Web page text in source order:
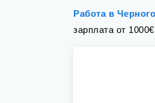
Работа в
зарплата от